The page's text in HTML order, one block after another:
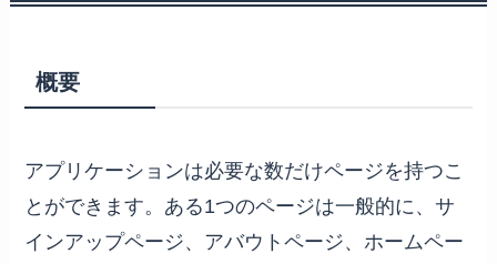
概要
アプリケーションは必要な数だけページを持つこ
とができます。ある1つのページは一般的に、サ
インアップページ、アバウトページ、ホームペー